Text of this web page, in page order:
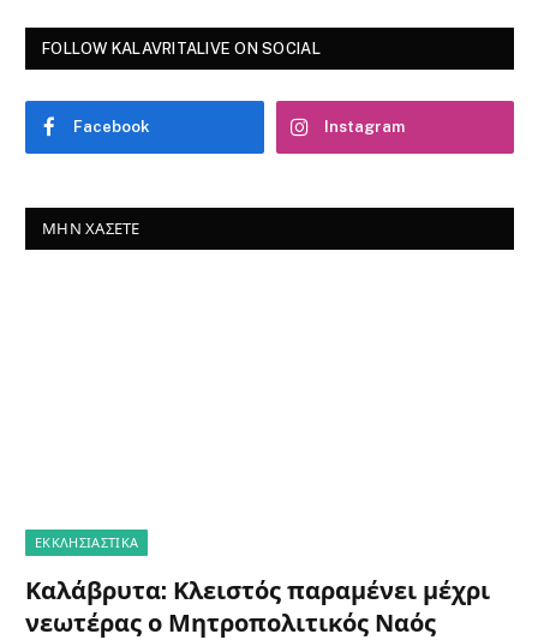
FOLLOW KALAVRITALIVE ON SOCIAL
Facebook Instagram
ΜΗΝ ΧΆΣΕΤΕ
ΕΚΚΛΗΣΙΑΣΤΙΚΑ
Καλάβρυτα: Κλειστός παραμένει μέχρι
νεωτέρας ο Μητροπολιτικός Ναός